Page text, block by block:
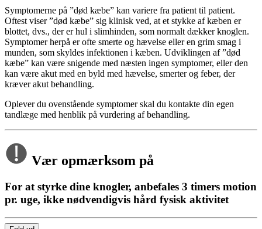
Symptomerne på ”død kæbe” kan variere fra patient til patient.
Oftest viser ”død kæbe” sig klinisk ved, at et stykke af kæben er
blottet, dvs., der er hul i slimhinden, som normalt dækker knoglen.
Symptomer herpå er ofte smerte og hævelse eller en grim smag i
munden, som skyldes infektionen i kæben. Udviklingen af ”død
kæbe” kan være snigende med næsten ingen symptomer, eller den
kan være akut med en byld med hævelse, smerter og feber, der
kræver akut behandling.
Oplever du ovenstående symptomer skal du kontakte din egen
tandlæge med henblik på vurdering af behandling.
Vær opmærksom på
For at styrke dine knogler, anbefales 3 timers motion
pr. uge, ikke nødvendigvis hård fysisk aktivitet